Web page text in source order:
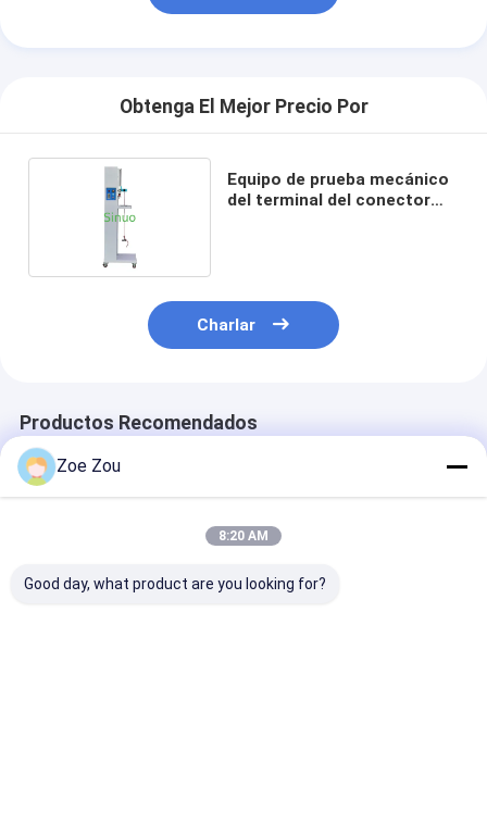
Equipo de prueba del LED
Cámara de prueba ambiental
Máquina de ensayo MCB
Equipo de ensayo de dispositivos médicos
Obtenga El Mejor Precio Por
Equipo de prueba mecánico
del terminal del conector
Charlar
Productos Recomendados
Zoe Zou
8:20 AM
Good day, what product are you looking for?